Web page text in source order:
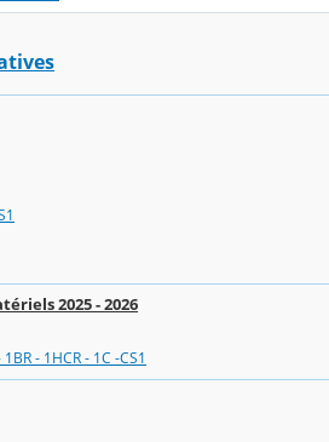
2025 - 2026
- 1HCR - 1C -CS1